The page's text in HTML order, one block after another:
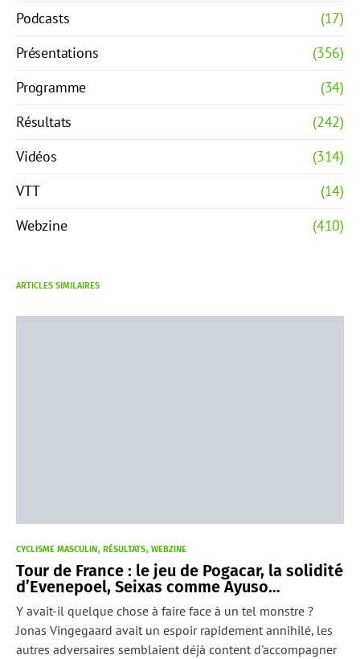
Podcasts
(17)
Présentations
(356)
Programme
(34)
Résultats
(242)
Vidéos
(314)
VTT
(14)
Webzine
(410)
ARTICLES SIMILAIRES
CYCLISME MASCULIN RÉSULTATS WEBZINE
Tour de France : le jeu de Pogacar, la solidité
d’Evenepoel, Seixas comme Ayuso…
Y avait-il quelque chose à faire face à un tel monstre ?
Jonas Vingegaard avait un espoir rapidement annihilé, les
autres adversaires semblaient déjà content d'accompagner